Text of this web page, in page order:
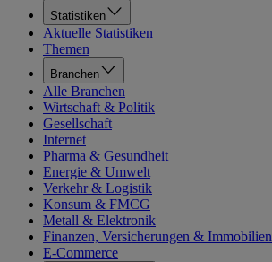
Statistiken
Aktuelle Statistiken
Themen
Branchen
Alle Branchen
Wirtschaft & Politik
Gesellschaft
Internet
Pharma & Gesundheit
Energie & Umwelt
Verkehr & Logistik
Konsum & FMCG
Metall & Elektronik
Finanzen, Versicherungen & Immobilien
E-Commerce